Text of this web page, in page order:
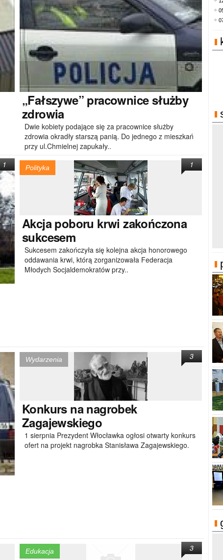
„Fałszywe” pracownice służby
zdrowia
Dwie kobiety podające się za pracownice służby
zdrowia okradły starszą panią. Do jednego z mieszkań
przy ul.Chmielnej zapukały..
1 Polityka
Akcjapoboru krwi zakończona
sukcesem
Sukcesem zakończyła się kolejna akcja honorowego
oddawania krwi, którą zorganizowała Federacja
Młodych Socjaldemokratów przy..
1
Wydarzenia
Konkursna nagrobek
Zagajewskiego
1 sierpnia Prezydent Włocławka ogłosi otwarty konkurs
ofert na projekt nagrobka Stanisława Zagajewskiego.
3
Edukacja 3